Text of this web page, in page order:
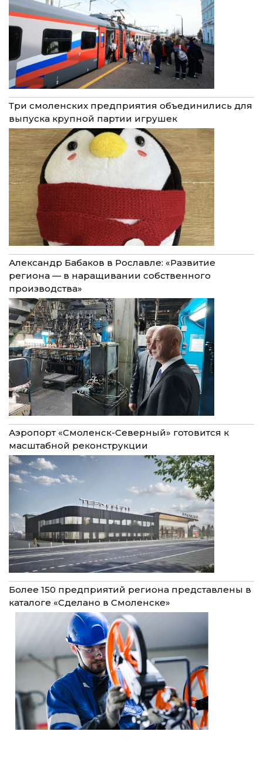
Три смоленских предприятия объединились для
выпуска крупной партии игрушек
Александр Бабаков в Рославле: «Развитие
региона — в наращивании собственного
производства»
Аэропорт «Смоленск-Северный» готовится к
масштабной реконструкции
Более 150 предприятий региона представлены в
каталоге «Сделано в Смоленске»